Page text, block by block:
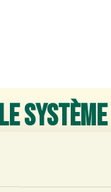
système
tous les jours